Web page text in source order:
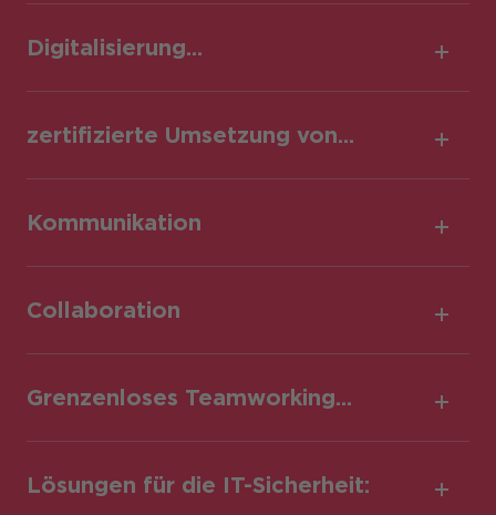
Digitalisierung...
zertifizierte Umsetzung von...
Kommunikation
Collaboration
Grenzenloses Teamworking...
Lösungen für die IT-Sicherheit: